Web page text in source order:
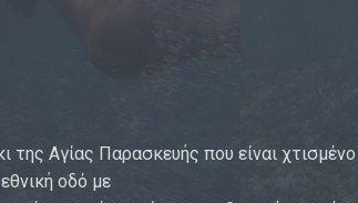
της Αγίας Παρασκευής που είναι χτισμένο
οδό με